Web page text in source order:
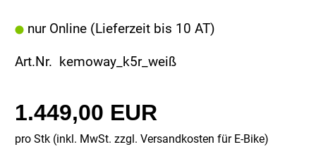
nur Online (Lieferzeit bis 10 AT)
Art.Nr. kemoway_k5r_weiß
1.449,00 EUR
pro Stk (inkl. MwSt. zzgl. Versandkosten für E-Bike)